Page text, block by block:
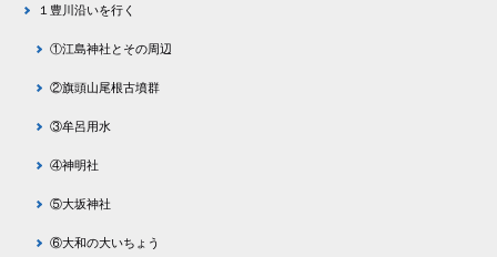
１豊川沿いを行く
①江島神社とその周辺
②旗頭山尾根古墳群
③牟呂用水
④神明社
⑤大坂神社
⑥大和の大いちょう